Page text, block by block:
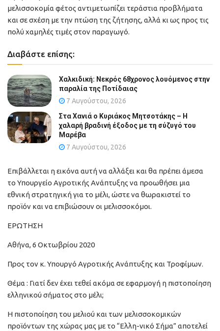
μελισσοκομία φέτος αντιμετωπίζει τεράστια προβλήματα
και σε σχέση με την πτώση της ζήτησης, αλλά κι ως προς τις
πολύ χαμηλές τιμές στον παραγωγό.
Διαβάστε επίσης:
Χαλκιδική: Νεκρός 68χρονος λουόμενος στην
παραλία της Ποτίδαιας
7 Αυγούστου, 2026
Στα Χανιά ο Κυριάκος Μητσοτάκης – Η
χαλαρή βραδινή έξοδος με τη σύζυγό του
Μαρέβα
7 Αυγούστου, 2026
Επιβάλλεται η εικόνα αυτή να αλλάξει και θα πρέπει άμεσα
το Υπουργείο Αγροτικής Ανάπτυξης να προωθήσει μια
εθνική στρατηγική για το μέλι, ώστε να θωρακιστεί το
προϊόν και να επιβιώσουν οι μελισσοκόμοι.
ΕΡΩΤΗΣΗ
Αθήνα, 6 Οκτωβρίου 2020
Προς τον κ. Υπουργό Αγροτικής Ανάπτυξης και Τροφίμων.
Θέμα : Γιατί δεν έχει τεθεί ακόμα σε εφαρμογή η πιστοποίηση
ελληνικού σήματος στο μέλι;
Η πιστοποίηση του μελιού και των μελισσοκομικών
προϊόντων της χώρας μας με το “Ελλη-νικό Σήμα” αποτελεί